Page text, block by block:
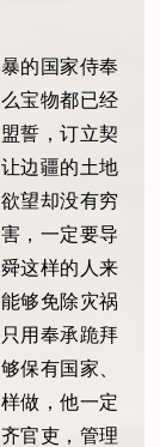
的国家侍奉
么宝物都已经
誓，订立契
边疆的土地
望却没有穷
，一定要导
这样的人来
够免除灾祸
用奉承跪拜
保有国家、
做，他一定
官吏，管理